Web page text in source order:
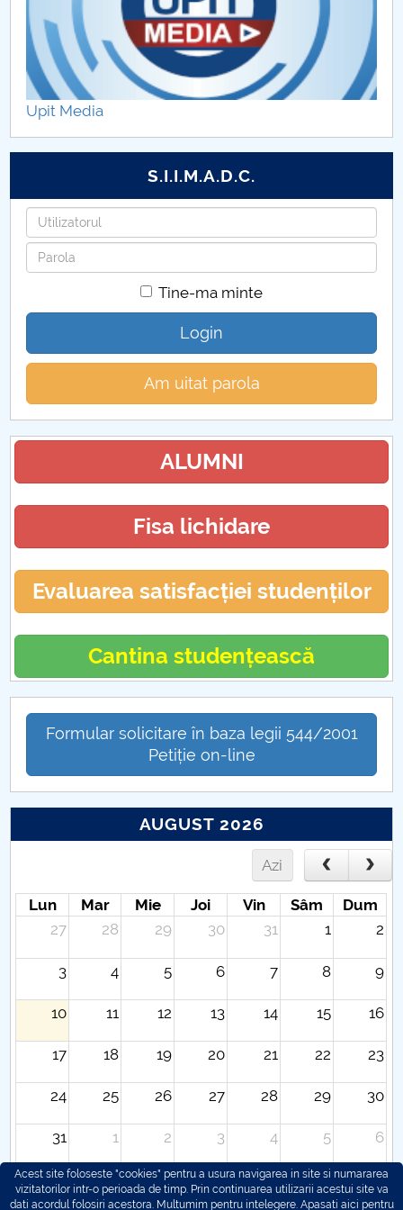
Upit Media
S.I.I.M.A.D.C.
Utilizatorul
Parola
Tine-ma minte
Login
Am uitat parola
ALUMNI
Fisa lichidare
Evaluarea satisfacției studenților
Cantina studențească
Formular solicitare în baza legii 544/2001
Petiție on-line
AUGUST 2026
Azi
Lun Mar Mie Joi Vin Sâm
Dum
27
28 29 30 31 1 2
3 4 5 6 7 8 9
10 11 12 13 14 15 16
17 18 19 20 21 22 23
24 25 26 27 28 29 30
31 1 2 3 4 5 6
Acest site foloseste "cookies" pentru a usura navigarea in site si numararea
vizitatorilor intr-o perioada de timp. Prin continuarea utilizarii acestui site va
dati acordul folosiri acestora. Multumim pentru intelegere. Apasati aici pentru